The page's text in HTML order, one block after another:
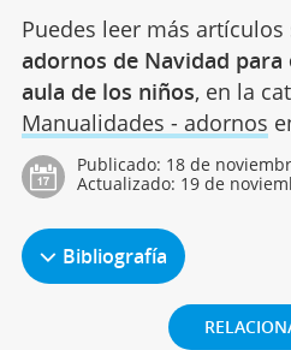
Puedes leer más
adornos de Navidad para
aula de los niños, en la
Manualidades - adornos
Publicado: 18 de
Actualizado: 19 de
Bibliografía